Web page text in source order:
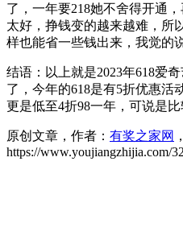
了，一年要218她不舍得开通
太好，挣钱变的越来越难，所
样也能省一些钱出来，我觉的
结语：以上就是2023年618爱
了，今年的618是有5折优惠活
更是低至4折98一年，可说是比
原创文章，作者： 有奖之家网
https://www.youjiangzhijia.com/